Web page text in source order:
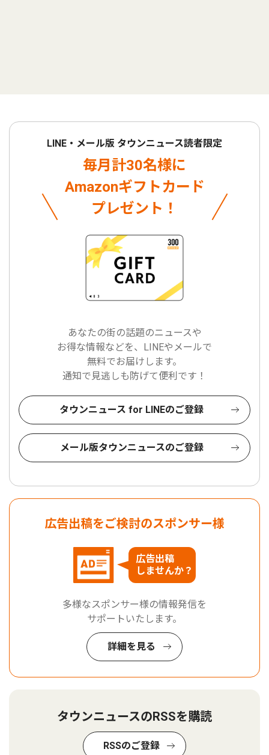
LINE・メール版 タウンニュース読者限定
毎月計30名様に
Amazonギフトカード
プレゼント！
あなたの街の話題のニュースや
お得な情報などを、LINEやメールで
無料でお届けします。
通知で見逃しも防げて便利です！
タウンニュース for LINEのご登録
メール版タウンニュースのご登録
広告出稿をご検討のスポンサー様
広告出稿
しませんか？
多様なスポンサー様の情報発信を
サポートいたします。
詳細を見る
タウンニュースのRSSを購読
RSSのご登録